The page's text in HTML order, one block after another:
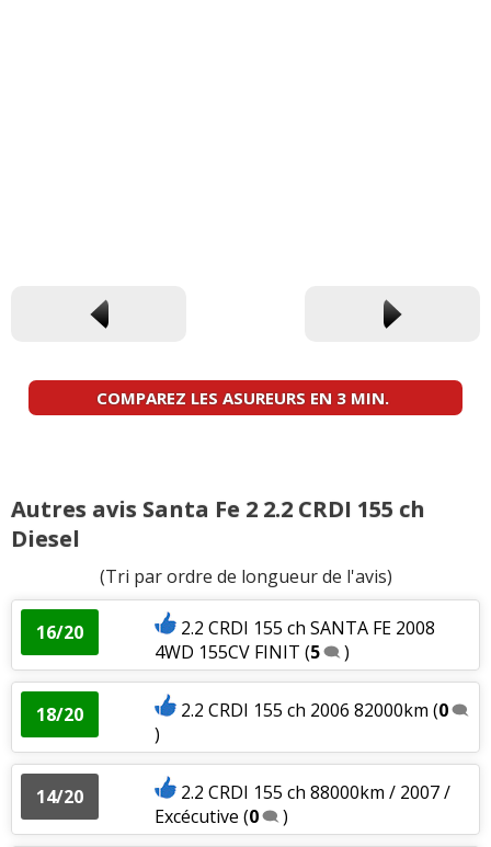
COMPAREZ LES ASUREURS EN 3 MIN.
Autres avis Santa Fe 2 2.2 CRDI 155 ch
Diesel
(Tri par ordre de longueur de l'avis)
16/20
2.2 CRDI 155 ch SANTA FE 2008
4WD 155CV FINIT (5 )
18/20 2.2 CRDI 155 ch 2006 82000km (0
)
14/20
2.2 CRDI 155 ch 88000km / 2007 /
Excécutive (0 )